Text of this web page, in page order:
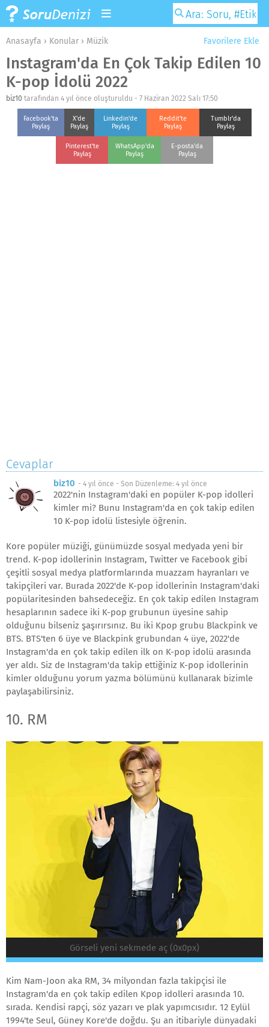
Favorilere Ekle
Anasayfa › Konular › Müzik
Instagram'da En Çok Takip Edilen 10
K-pop İdolü 2022
biz10 tarafından 4 yıl önce oluşturuldu - 7 Haziran 2022 Salı 17:50
Facebook'ta
Paylaş
X'de
Paylaş
Linkedin'de
Paylaş
Reddit'te
Paylaş
Tumblr'da
Paylaş
Pinterest'te
Paylaş
WhatsApp'da
Paylaş
E-posta'da
Paylaş
Cevaplar
biz10 - 4 yıl önce - Son Düzenleme: 4 yıl önce
2022'nin Instagram'daki en popüler K-pop idolleri
kimler mi? Bunu Instagram'da en çok takip edilen
10 K-pop idolü listesiyle öğrenin.
Kore popüler müziği, günümüzde sosyal medyada yeni bir
trend. K-pop idollerinin Instagram, Twitter ve Facebook gibi
çeşitli sosyal medya platformlarında muazzam hayranları ve
takipçileri var. Burada 2022'de K-pop idollerinin Instagram'daki
popülaritesinden bahsedeceğiz. En çok takip edilen Instagram
hesaplarının sadece iki K-pop grubunun üyesine sahip
olduğunu bilseniz şaşırırsınız. Bu iki Kpop grubu Blackpink ve
BTS. BTS'ten 6 üye ve Blackpink grubundan 4 üye, 2022'de
Instagram'da en çok takip edilen ilk on K-pop idolü arasında
yer aldı. Siz de Instagram'da takip ettiğiniz K-pop idollerinin
kimler olduğunu yorum yazma bölümünü kullanarak bizimle
paylaşabilirsiniz.
10. RM
Görseli yeni sekmede aç (0x0px)
Kim Nam-Joon aka RM, 34 milyondan fazla takipçisi ile
Instagram'da en çok takip edilen Kpop idolleri arasında 10.
sırada. Kendisi rapçi, söz yazarı ve plak yapımcısıdır. 12 Eylül
1994'te Seul, Güney Kore'de doğdu. Şu an itibariyle dünyadaki